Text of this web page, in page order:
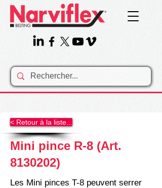
< Retour à la liste...
Mini pince R-8 (Art.
8130202)
Les Mini pinces T-8 peuvent serrer